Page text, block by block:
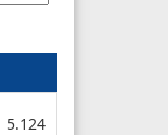
5.124